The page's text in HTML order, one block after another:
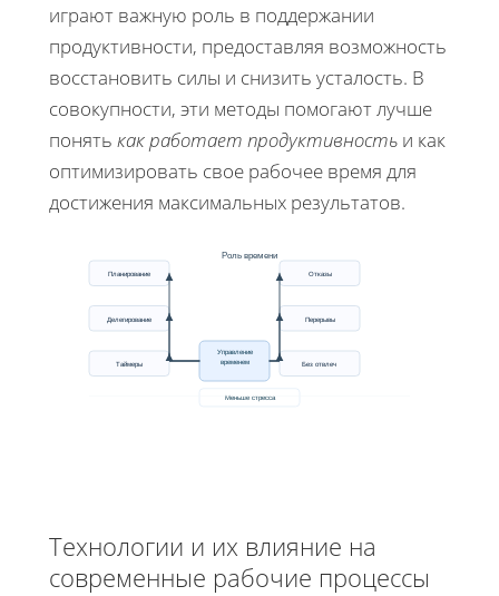
играют важную роль в поддержании
продуктивности, предоставляя возможность
восстановить силы и снизить усталость. В
совокупности, эти методы помогают лучше
понять как работает продуктивность и как
оптимизировать свое рабочее время для
достижения максимальных результатов.
Роль времени
Планирование
Делегирование
Таймеры
Отказы
Перерывы
Без отвлеч
Управление
временем
Меньше стресса
Технологии и их влияние на
современные рабочие процессы